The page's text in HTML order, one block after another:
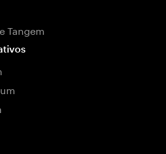
Tangem